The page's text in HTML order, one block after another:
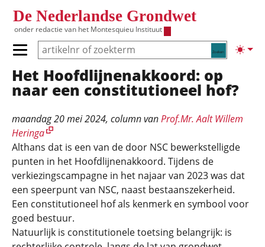
De Nederlandse Grondwet
onder redactie van het Montesquieu Instituut
Zoeken
Primair menu tonen/verbergen
Hoofdnavigatie
Het Hoofdlijnen­akkoord: op
naar een constitutioneel hof?
maandag 20 mei 2024, column vanProf.Mr. Aalt Willem
Heringa
Althans dat is een van de door NSC bewerkstelligde
punten in het Hoofdlijnenakkoord. Tijdens de
verkiezingscampagne in het najaar van 2023 was dat
een speerpunt van NSC, naast bestaanszekerheid.
Een constitutioneel hof als kenmerk en symbool voor
goed bestuur.
Natuurlijk is constitutionele toetsing belangrijk: is